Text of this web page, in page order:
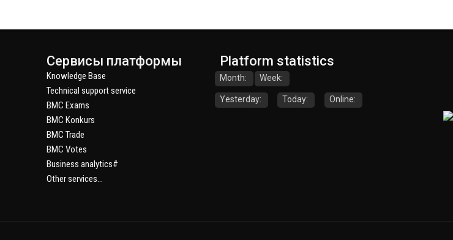
Сервисы платформы
Knowledge Base
Technical support service
BMC Exams
BMC Konkurs
BMC Trade
BMC Votes
Business analytics#
Other services...
Platform statistics
Month: Week:
Yesterday: Today: Online: